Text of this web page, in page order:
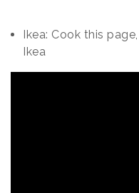
Ikea: Cook this
Ikea